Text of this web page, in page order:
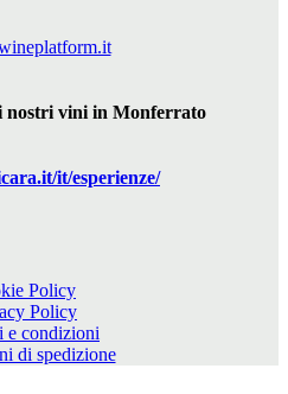
nostri vini in Monferrato
.it/it/esperienze/
Policy
Policy
e condizioni
di spedizione